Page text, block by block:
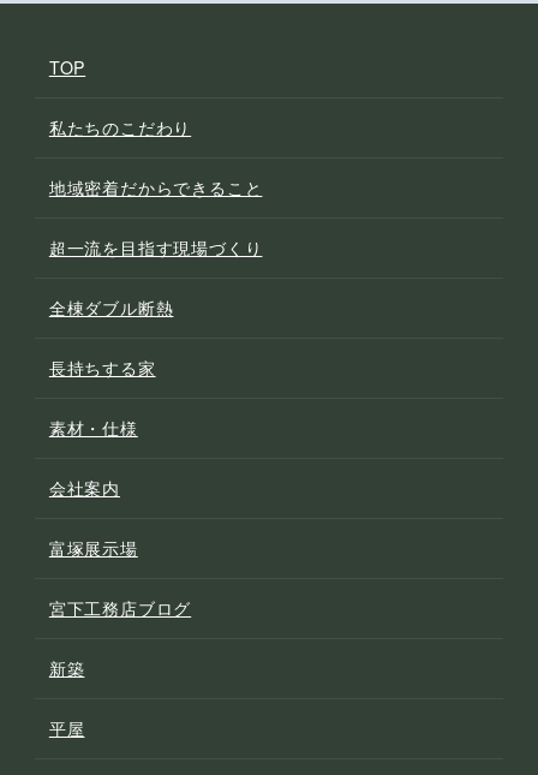
TOP
私たちのこだわり
地域密着だからできること
超一流を目指す現場づくり
全棟ダブル断熱
長持ちする家
素材・仕様
会社案内
富塚展示場
宮下工務店ブログ
新築
平屋